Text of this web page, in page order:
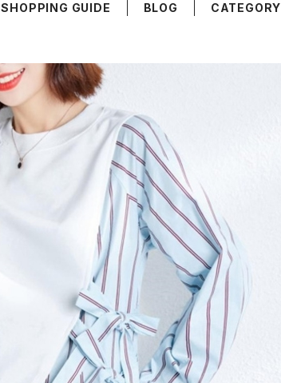
SHOPPING GUIDE BLOG CATEGORY